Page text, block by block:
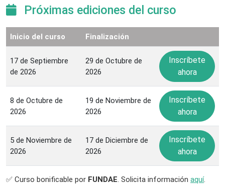
Próximas ediciones del curso
Inicio del curso Finalización
17 de Septiembre
de 2026
29 de Octubre de
2026
Inscríbete
ahora
8 de Octubre de
2026
19 de Noviembre de
2026
Inscríbete
ahora
5 de Noviembre de
2026
17 de Diciembre de
2026
Inscríbete
ahora
✅ Curso bonificable por FUNDAE. Solicita información aquí.